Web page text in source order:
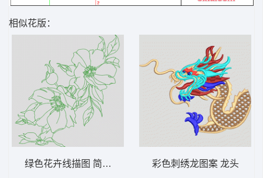
相似花版：
绿色花卉线描图 简笔花 彩色刺绣龙图案 龙头